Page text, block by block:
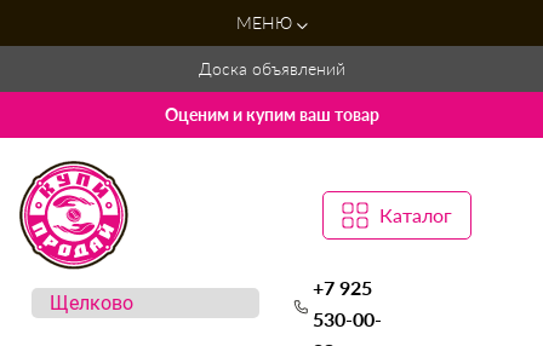
МЕНЮ
Доска объявлений
Оценим и купим ваш товар
Каталог
+7 925
530-00-